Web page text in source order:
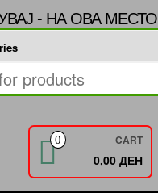
- НА ОВА МЕСТО
0 CART
0,00 ДЕН